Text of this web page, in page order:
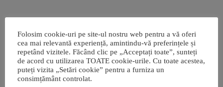
Folosim cookie-uri pe site-ul nostru web pentru a vă oferi
cea mai relevantă experiență, amintindu-vă preferințele și
repetând vizitele. Făcând clic pe „Acceptați toate”, sunteți
de acord cu utilizarea TOATE cookie-urile. Cu toate acestea,
puteți vizita „Setări cookie” pentru a furniza un
consimțământ controlat.